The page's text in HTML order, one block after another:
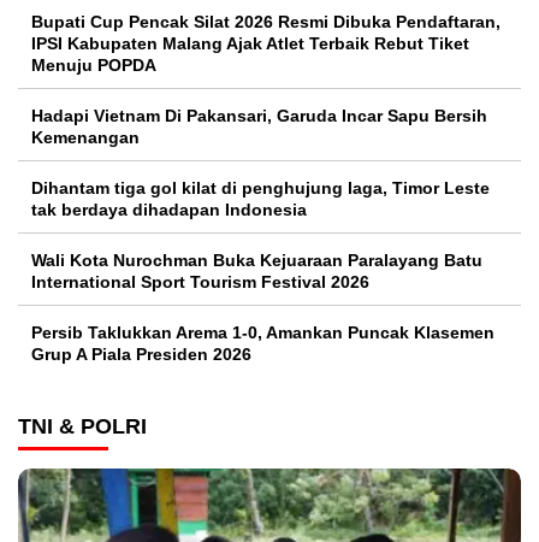
Bupati Cup Pencak Silat 2026 Resmi Dibuka Pendaftaran,
IPSI Kabupaten Malang Ajak Atlet Terbaik Rebut Tiket
Menuju POPDA
Hadapi Vietnam Di Pakansari, Garuda Incar Sapu Bersih
Kemenangan
Dihantam tiga gol kilat di penghujung laga, Timor Leste
tak berdaya dihadapan Indonesia
Wali Kota Nurochman Buka Kejuaraan Paralayang Batu
International Sport Tourism Festival 2026
Persib Taklukkan Arema 1-0, Amankan Puncak Klasemen
Grup A Piala Presiden 2026
TNI & POLRI